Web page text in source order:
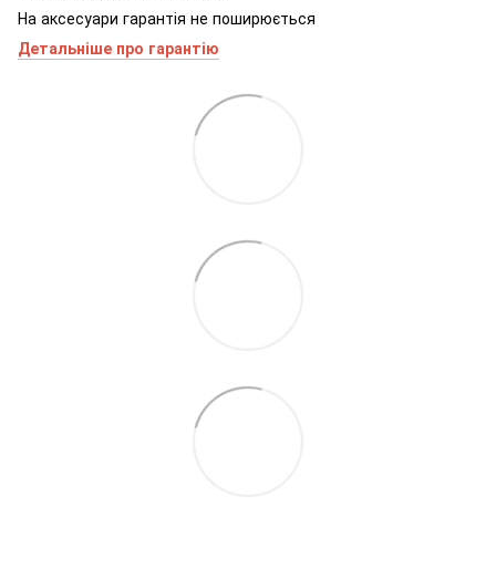
На аксесуари гарантія не поширюється
Детальніше про гарантію